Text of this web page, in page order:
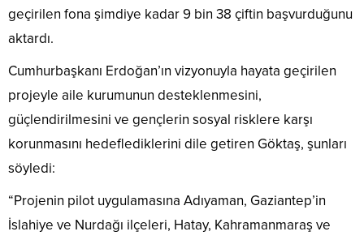
geçirilen fona şimdiye kadar 9 bin 38 çiftin başvurduğunu
aktardı.
Cumhurbaşkanı Erdoğan’ın vizyonuyla hayata geçirilen
projeyle aile kurumunun desteklenmesini,
güçlendirilmesini ve gençlerin sosyal risklere karşı
korunmasını hedeflediklerini dile getiren Göktaş, şunları
söyledi:
“Projenin pilot uygulamasına Adıyaman, Gaziantep’in
İslahiye ve Nurdağı ilçeleri, Hatay, Kahramanmaraş ve